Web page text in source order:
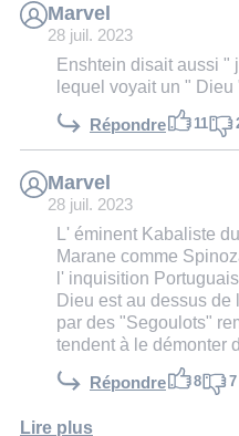
Marvel
28 juil. 2023
Enshtein disait aussi "
lequel voyait un " Dieu
Répondre 11
Marvel
28 juil. 2023
L' éminent Kabaliste
Marane comme
l' inquisition
Dieu est au dessus de
par des "Segoulots"
tendent à le démonter
Répondre 8 7
Lire plus